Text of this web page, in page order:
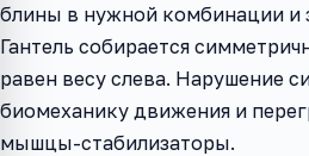
блины в нужной комбинации и
Гантель собирается
равен весу слева. Нарушение
биомеханику движения и
мышцы-стабилизаторы.